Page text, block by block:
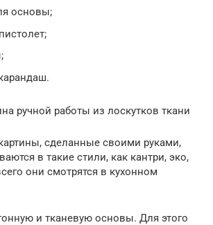
основы;
ручной работы из лоскутков ткани
сделанные своими руками,
в такие стили, как кантри, эко,
они смотрятся в кухонном
и тканевую основы. Для этого